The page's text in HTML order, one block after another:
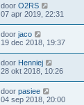
door O2RS
07 apr 2019, 22:31
door jaco
19 dec 2018, 19:37
door Henniej
28 okt 2018, 10:26
door pasiee
04 sep 2018, 20:00